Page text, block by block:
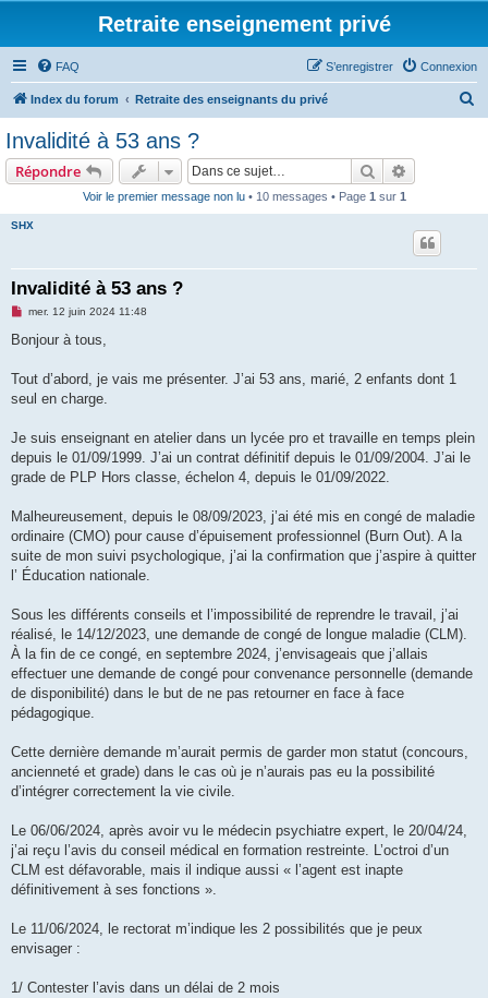
Retraite enseignement privé
FAQ Connexion
S’enregistrer
Index du forum Retraite des enseignants du privé
Invalidité à 53 ans ?
Répondre Rechercher
Voir le premier message non lu• 10 messages • Page 1 sur 1
SHX
Invalidité à 53 ans ?
M
s
g
n
l
u
mer. 12 juin 2024 11:48
Bonjour à tous,
Tout d’abord, je vais me présenter. J’ai 53 ans, marié, 2 enfants dont 1
seul en charge.
Je suis enseignant en atelier dans un lycée pro et travaille en temps plein
depuis le 01/09/1999. J’ai un contrat définitif depuis le 01/09/2004. J’ai le
grade de PLP Hors classe, échelon 4, depuis le 01/09/2022.
Malheureusement, depuis le 08/09/2023, j’ai été mis en congé de maladie
ordinaire (CMO) pour cause d’épuisement professionnel (Burn Out). A la
suite de mon suivi psychologique, j’ai la confirmation que j’aspire à quitter
l’ Éducation nationale.
Sous les différents conseils et l’impossibilité de reprendre le travail, j’ai
réalisé, le 14/12/2023, une demande de congé de longue maladie (CLM).
À la fin de ce congé, en septembre 2024, j’envisageais que j’allais
effectuer une demande de congé pour convenance personnelle (demande
de disponibilité) dans le but de ne pas retourner en face à face
pédagogique.
Cette dernière demande m’aurait permis de garder mon statut (concours,
ancienneté et grade) dans le cas où je n’aurais pas eu la possibilité
d’intégrer correctement la vie civile.
Le 06/06/2024, après avoir vu le médecin psychiatre expert, le 20/04/24,
j’ai reçu l’avis du conseil médical en formation restreinte. L’octroi d’un
CLM est défavorable, mais il indique aussi « l’agent est inapte
définitivement à ses fonctions ».
Le 11/06/2024, le rectorat m’indique les 2 possibilités que je peux
envisager :
1/ Contester l’avis dans un délai de 2 mois